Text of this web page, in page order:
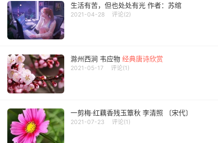
生活有苦，但也处处有光 作者：苏绾
2021-04-28 评论(2)
滁州西涧 韦应物 经典唐诗欣赏
2021-05-17 评论(1)
一剪梅·红藕香残玉簟秋 李清照 〔宋代〕
2021-07-23 评论(1)